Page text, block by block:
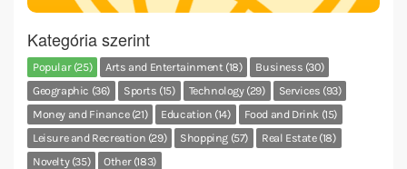
Kategória szerint
Popular (25) Arts and Entertainment (18)
Business (30)
Geographic (36)
Sports (15) Technology (29)
Services (93)
Money and Finance (21)
Education (14)
Food and Drink (15)
Leisure and Recreation (29)
Shopping (57)
Real Estate (18)
Novelty (35)
Other (183)